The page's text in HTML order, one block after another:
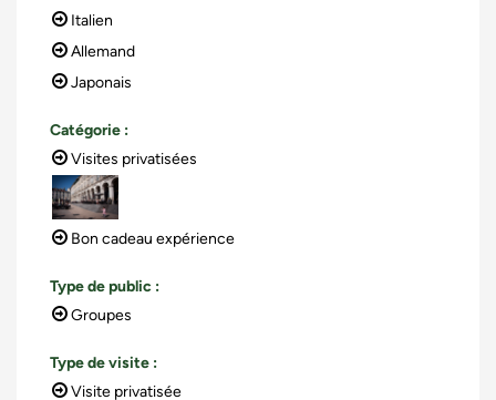
Italien
Allemand
Japonais
Catégorie :
Visites privatisées
Bon cadeau expérience
Type de public :
Groupes
Type de visite :
Visite privatisée